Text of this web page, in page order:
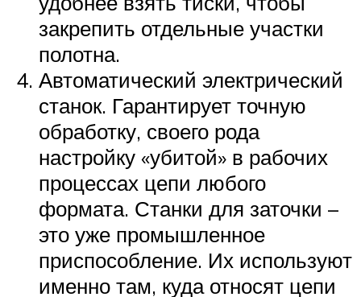
закрепить отдельные участки
полотна.
Автоматический электрический
станок. Гарантирует точную
обработку, своего рода
настройку «убитой» в рабочих
процессах цепи любого
формата. Станки для заточки –
это уже промышленное
приспособление. Их используют
именно там, куда относят цепи